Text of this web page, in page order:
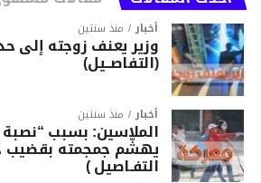
أخبار منذ سنتين
وزير يعنف زوجته إلى
(التفاصــيل)
أخبار منذ سنتين
الملاسين: بسبب
يهشّم جمجمته
التفـاصيل )